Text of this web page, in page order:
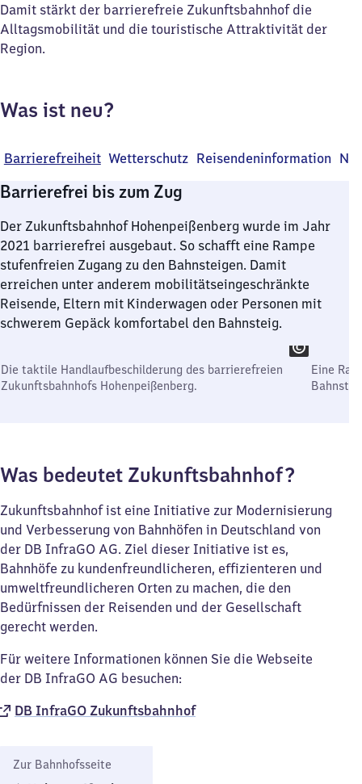
Damit stärkt der barrierefreie Zukunftsbahnhof die
Alltagsmobilität und die touristische Attraktivität der
Region.
Was ist neu?
Barrierefreiheit Wetterschutz Reisendeninformation
Barrierefrei bis zum Zug
Der Zukunftsbahnhof Hohenpeißenberg wurde im Jahr
2021 barrierefrei ausgebaut. So schafft eine Rampe
stufenfreien Zugang zu den Bahnsteigen. Damit
erreichen unter anderem mobilitätseingeschränkte
Reisende, Eltern mit Kinderwagen oder Personen mit
schwerem Gepäck komfortabel den Bahnsteig.
Die taktile Handlaufbeschilderung des barrierefreien
Zukunftsbahnhofs Hohenpeißenberg.
Eine
Was bedeutet Zukunftsbahnhof?
Zukunftsbahnhof ist eine Initiative zur Modernisierung
und Verbesserung von Bahnhöfen in Deutschland von
der DB InfraGO AG. Ziel dieser Initiative ist es,
Bahnhöfe zu kundenfreundlicheren, effizienteren und
umweltfreundlicheren Orten zu machen, die den
Bedürfnissen der Reisenden und der Gesellschaft
gerecht werden.
Für weitere Informationen können Sie die Webseite
der DB InfraGO AG besuchen:
DB InfraGO Zukunftsbahnhof
Zur Bahnhofsseite